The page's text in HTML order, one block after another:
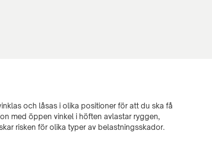
och låsas i olika positioner för att du ska få
med öppen vinkel i höften avlastar ryggen,
risken för olika typer av belastningsskador.